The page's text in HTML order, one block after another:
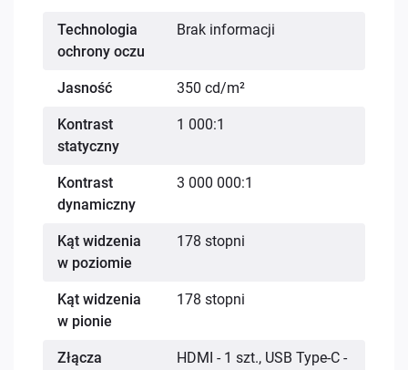
Technologia
ochrony oczu
Brak informacji
Jasność 350 cd/m²
Kontrast
statyczny
1 000:1
Kontrast
dynamiczny
3 000 000:1
Kąt widzenia
w poziomie
178 stopni
Kąt widzenia
w pionie
178 stopni
Złącza
HDMI - 1 szt., USB Type-C -